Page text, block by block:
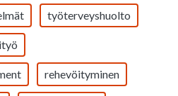
työterveyshuolto
rehevöityminen